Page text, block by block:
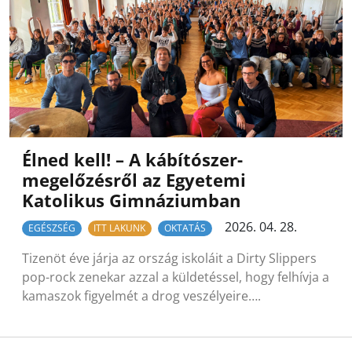
Élned kell! – A kábítószer-
megelőzésről az Egyetemi
Katolikus Gimnáziumban
EGÉSZSÉG ITT LAKUNK OKTATÁS
2026. 04. 28.
Tizenöt éve járja az ország iskoláit a Dirty Slippers
pop-rock zenekar azzal a küldetéssel, hogy felhívja a
kamaszok figyelmét a drog veszélyeire….